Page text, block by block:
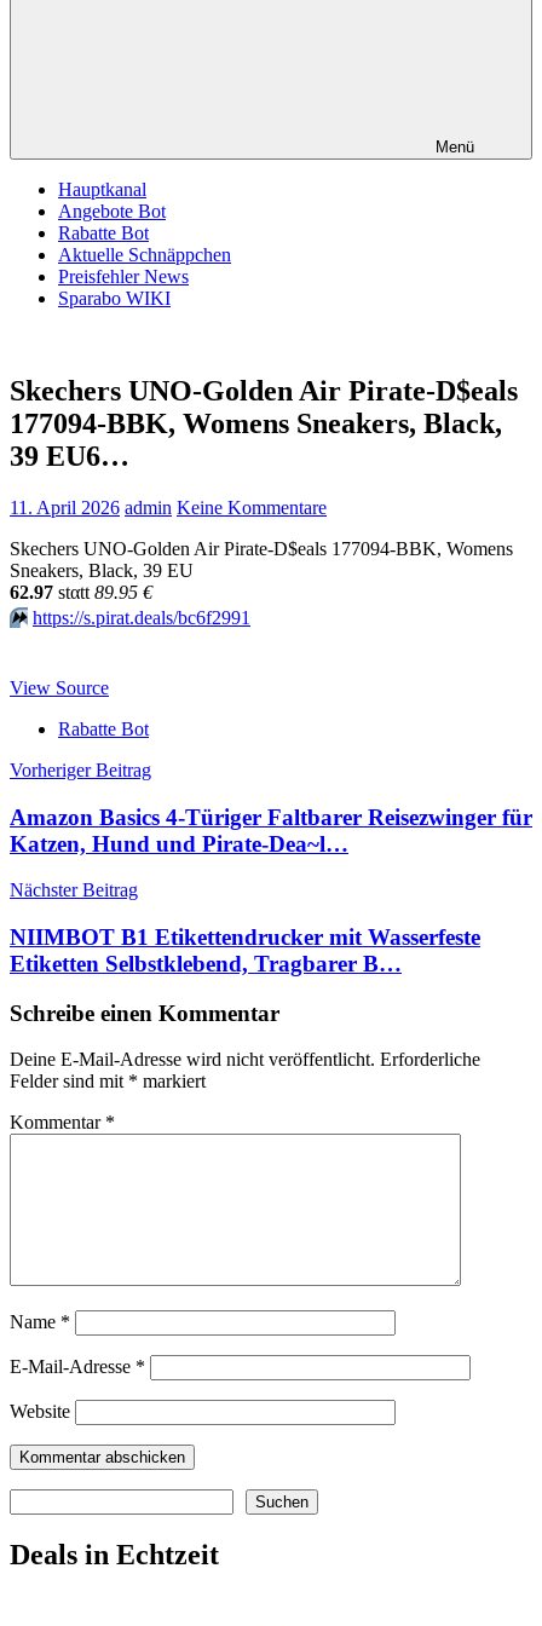
Menü
Hauptkanal
Angebote Bot
Rabatte Bot
Aktuelle Schnäppchen
Preisfehler News
Sparabo WIKI
Skechers UNO-Golden Air Pirate-D$eals
177094-BBK, Womens Sneakers, Black,
39 EU6…
11. April 2026 admin Keine Kommentare
Skechers UNO-Golden Air Pirate-D$eals 177094-BBK, Womens
Sneakers, Black, 39 EU
62.97 stαtt 89.95 €
⏩️ https://s.pirat.deals/bc6f2991
View Source
Rabatte Bot
Beitragsnavigation
Vorheriger Beitrag
Amazon Basics 4-Türiger Faltbarer Reisezwinger für
Katzen, Hund und Pirate-Dea~l…
Nächster Beitrag
NIIMBOT B1 Etikettendrucker mit Wasserfeste
Etiketten Selbstklebend, Tragbarer B…
Schreibe einen Kommentar
Deine E-Mail-Adresse wird nicht veröffentlicht. Erforderliche
Felder sind mit * markiert
Kommentar *
Name *
E-Mail-Adresse *
Website
Suchen
Deals in Echtzeit